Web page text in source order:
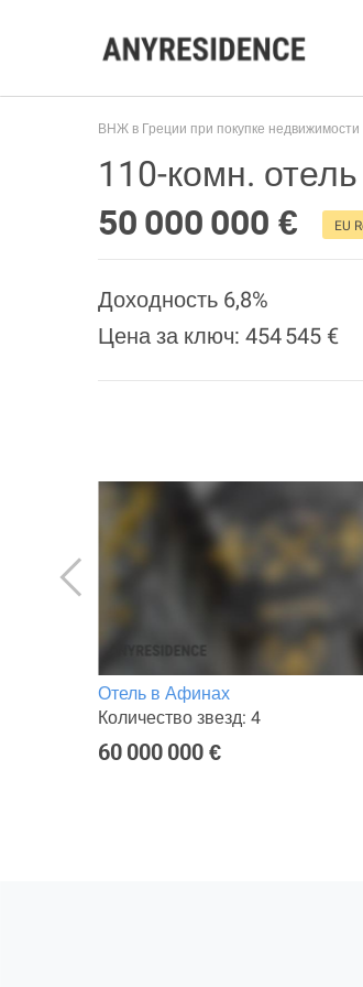
ВНЖ в Греции при покупке недвижимости
110-комн.
50 000 000 €
EU
Доходность 6,8%
Цена за ключ: 454 545 €
Отель в Афинах
Количество звезд: 4
60 000 000 €